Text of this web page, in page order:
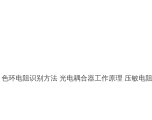
色环电阻识别方法 光电耦合器工作原理 压敏电